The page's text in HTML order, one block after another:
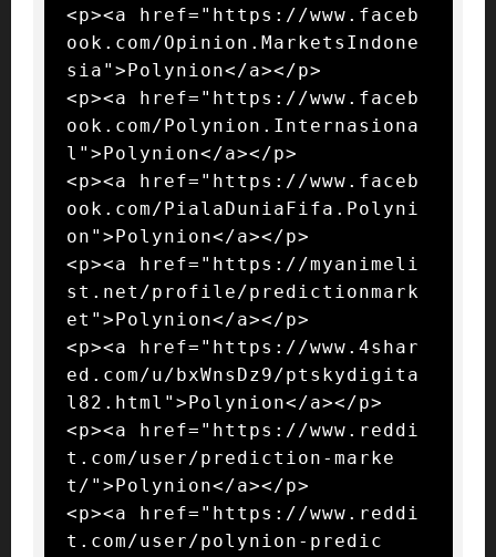
<p><a href="https://www.faceb
ook.com/Opinion.MarketsIndone
sia">Polynion</a></p>
<p><a href="https://www.faceb
ook.com/Polynion.Internasiona
l">Polynion</a></p>
<p><a href="https://www.faceb
ook.com/PialaDuniaFifa.Polyni
on">Polynion</a></p>
<p><a href="https://myanimeli
st.net/profile/predictionmark
et">Polynion</a></p>
<p><a href="https://www.4shar
ed.com/u/bxWnsDz9/ptskydigita
l82.html">Polynion</a></p>
<p><a href="https://www.reddi
t.com/user/prediction-marke
t/">Polynion</a></p>
<p><a href="https://www.reddi
t.com/user/polynion-predic